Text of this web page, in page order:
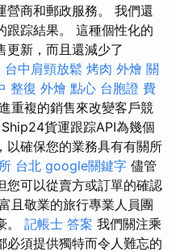
營商和郵政服務。 我們還
跟踪結果。 這種個性化的
更新，而且還減少了
台中肩頸放鬆 烤肉 外燴 關
整復 外燴 點心 台胞證 費
重複的銷售來改變客戶競
Ship24貨運跟踪API為幾個
以確保您的業務具有有關所
台北 google關鍵字 儘管
您可以從賣方或訂單的確認
且敬業的旅行專業人員團
。 記帳士 答案 我們關注乘
必須提供獨特而令人難忘的